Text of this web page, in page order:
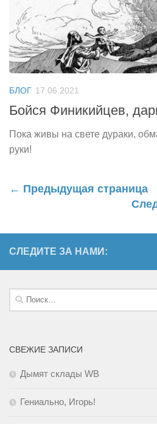
БЛОГ 17.06.2021
Бойся Финикийцев,
Пока живы на свете дураки,
руки!
← Предыдущая страница
СЛЕДИТЕ ЗА НАМИ:
Найти:
СВЕЖИЕ ЗАПИСИ
Дымят склады WB
Гениально, Игорь!